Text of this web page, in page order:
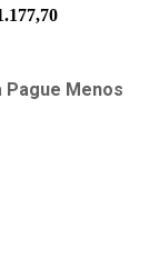
Pague Menos